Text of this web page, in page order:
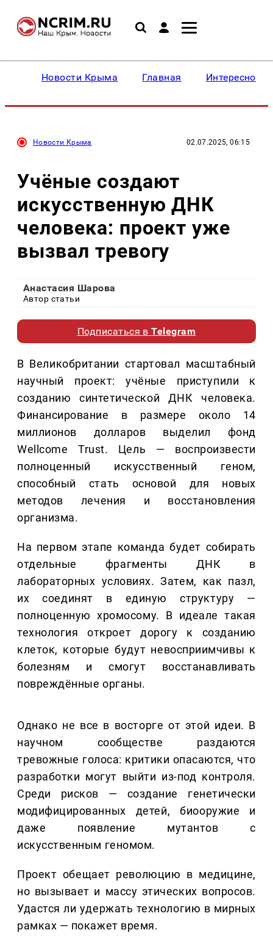
Новости Крыма Главная Интересное
Новости Крыма 02.07.2025, 06:15
Учёные создают
искусственную ДНК
человека: проект уже
вызвал тревогу
Анастасия Шарова
Автор статьи
Подписаться вTelegram
В Великобритании стартовал масштабный
научный проект: учёные приступили к
созданию синтетической ДНК человека.
Финансирование в размере около 14
миллионов долларов выделил фонд
Wellcome Trust. Цель — воспроизвести
полноценный искусственный геном,
способный стать основой для новых
методов лечения и восстановления
организма.
На первом этапе команда будет собирать
отдельные фрагменты ДНК в
лабораторных условиях. Затем, как пазл,
их соединят в единую структуру —
полноценную хромосому. В идеале такая
технология откроет дорогу к созданию
клеток, которые будут невосприимчивы к
болезням и смогут восстанавливать
повреждённые органы.
Однако не все в восторге от этой идеи. В
научном сообществе раздаются
тревожные голоса: критики опасаются, что
разработки могут выйти из-под контроля.
Среди рисков — создание генетически
модифицированных детей, биооружие и
даже появление мутантов с
искусственным геномом.
Проект обещает революцию в медицине,
но вызывает и массу этических вопросов.
Удастся ли удержать технологию в мирных
рамках — покажет время.